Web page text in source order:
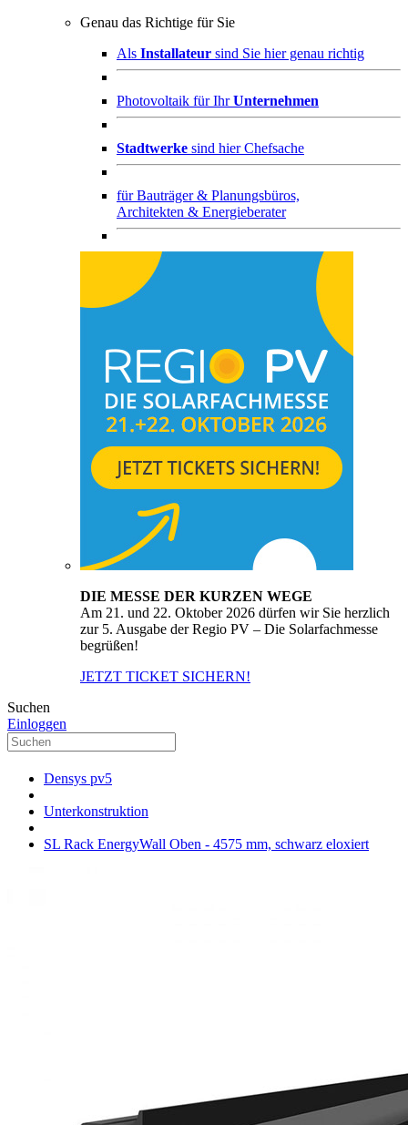
Genau das Richtige für Sie
Als Installateur sind Sie hier genau richtig
Photovoltaik für IhrUnternehmen
Stadtwerke sind hier Chefsache
fürBauträger & Planungsbüros,
Architekten & Energieberater
DIE MESSE DER KURZEN WEGE
Am 21. und 22. Oktober 2026 dürfen wir Sie herzlich
zur 5. Ausgabe der Regio PV – Die Solarfachmesse
begrüßen!
JETZT TICKET SICHERN!
Suchen
Einloggen
Densys pv5
Unterkonstruktion
SL Rack EnergyWall Oben - 4575 mm, schwarz eloxiert